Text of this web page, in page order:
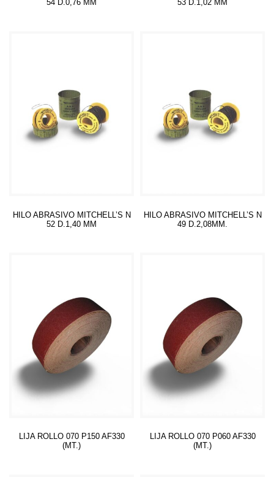
54 D.0,76 MM 53 D.1,02 MM
HILO ABRASIVO MITCHELL’S N
52 D.1,40 MM
HILO ABRASIVO MITCHELL’S N
49 D.2,08MM.
LIJA ROLLO 070 P150 AF330
(MT.)
LIJA ROLLO 070 P060 AF330
(MT.)